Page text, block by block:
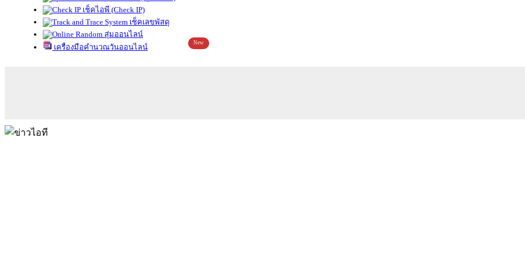
เช็คไอพี (Check IP)
เช็คเลขพัสดุ
สุ่มออนไลน์
เครื่องมือคำนวณวันออนไลน์
New